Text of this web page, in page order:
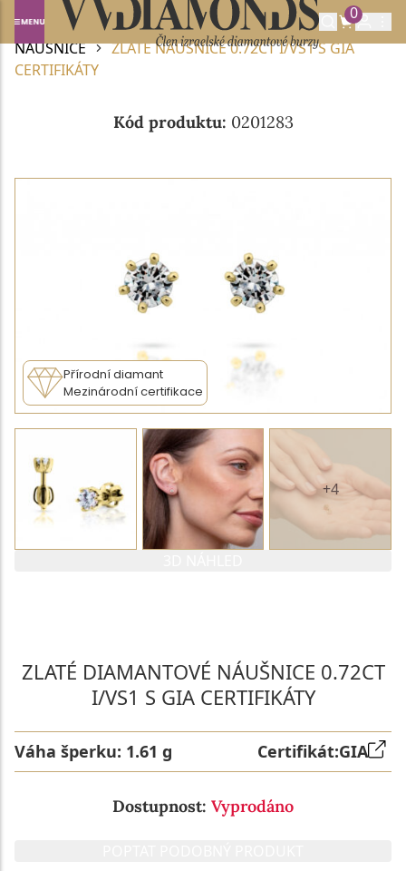
0
Domů DIAMANTOVÉ ŠPERKY
DIAMANTOVÉ
NÁUŠNICE
ZLATÉ NÁUŠNICE 0.72CT I/VS1 S GIA
CERTIFIKÁTY
Kód produktu: 0201283
Přírodní diamant
Mezinárodní certifikace
+4
ZLATÉ DIAMANTOVÉ NÁUŠNICE 0.72CT
I/VS1 S GIA CERTIFIKÁTY
Váha šperku: 1.61 g Certifikát:GIA
Dostupnost: Vyprodáno